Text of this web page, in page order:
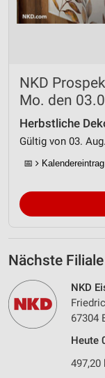
NKD
Mo. den
Herbstliche
Gültig von 03.
📅
Nächste Filiale
NKD
67304
Heute
497,20